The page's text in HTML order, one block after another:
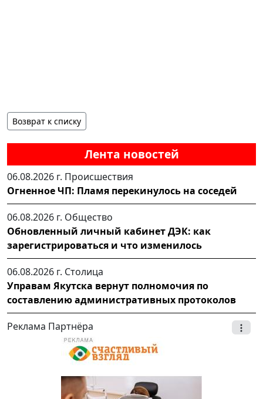
Лента новостей
06.08.2026 г. Происшествия
Огненное ЧП: Пламя перекинулось на соседей
06.08.2026 г. Общество
Обновленный личный кабинет ДЭК: как
зарегистрироваться и что изменилось
06.08.2026 г. Столица
Управам Якутска вернут полномочия по
составлению административных протоколов
Реклама Партнёра
Возврат к списку